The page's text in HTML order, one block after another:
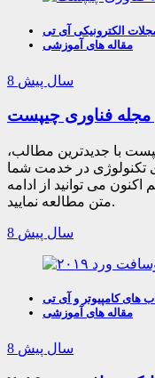
الکترونیکی آی تی
مقاله های آموزشی
8 سال پیش
مجله فناوری چیپست
با جدیدترین مطالب،
تکنولوژی در خدمت شما
می توانید از ادامه
متن مطالعه نمایید.
8 سال پیش
های کامپیوتر و آی تی
مقاله های آموزشی
8 سال پیش